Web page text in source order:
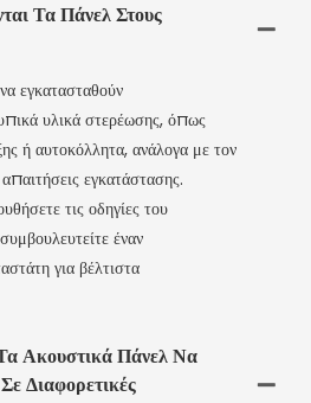
Τα Πάνελ Στους
εγκατασταθούν
υλικά στερέωσης, όπως
ή αυτοκόλλητα, ανάλογα με τον
εγκατάστασης.
τις οδηγίες του
έναν
για βέλτιστα
Ακουστικά Πάνελ Να
Διαφορετικές